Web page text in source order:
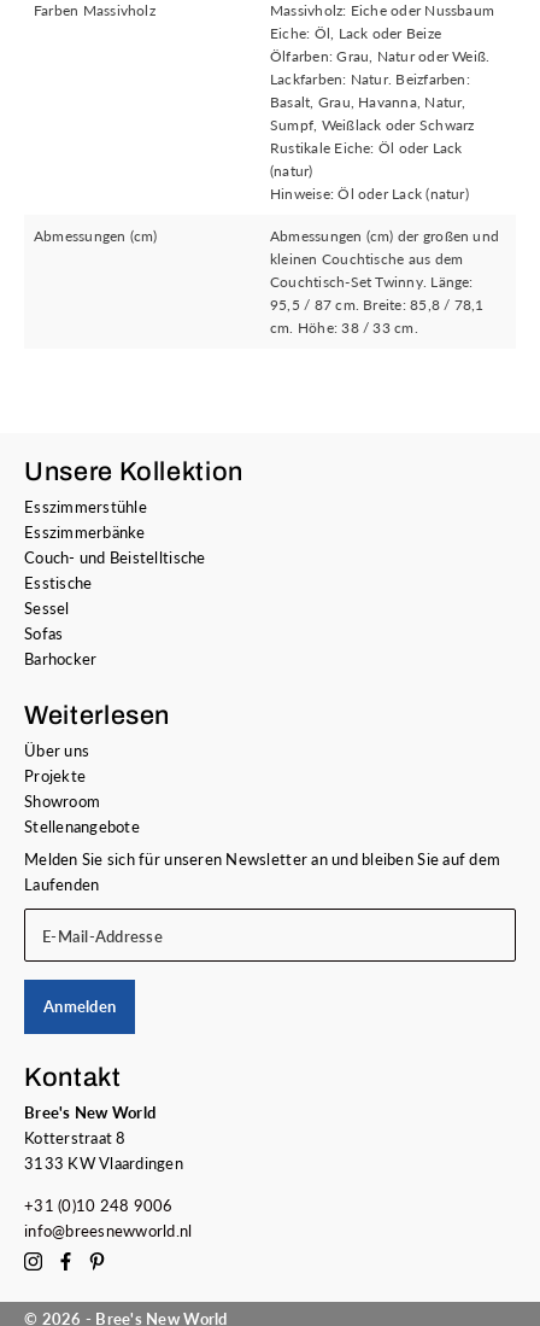
Farben Massivholz
Massivholz: Eiche oder Nussbaum
Eiche: Öl, Lack oder Beize
Ölfarben: Grau, Natur oder Weiß.
Lackfarben: Natur. Beizfarben:
Basalt, Grau, Havanna, Natur,
Sumpf, Weißlack oder Schwarz
Rustikale Eiche: Öl oder Lack
(natur)
Hinweise: Öl oder Lack (natur)
Abmessungen (cm)
Abmessungen (cm) der großen und
kleinen Couchtische aus dem
Couchtisch-Set Twinny. Länge:
95,5 / 87 cm. Breite: 85,8 / 78,1
cm. Höhe: 38 / 33 cm.
Unsere Kollektion
Esszimmerstühle
Esszimmerbänke
Couch- und Beistelltische
Esstische
Sessel
Sofas
Barhocker
Weiterlesen
Über uns
Projekte
Showroom
Stellenangebote
Melden Sie sich für unseren Newsletter an und bleiben Sie auf dem
Laufenden
E-Mail-Addresse
Anmelden
Kontakt
Bree's New World
Kotterstraat 8
3133 KW Vlaardingen
+31 (0)10 248 9006
info@breesnewworld.nl
© 2026 - Bree's New World